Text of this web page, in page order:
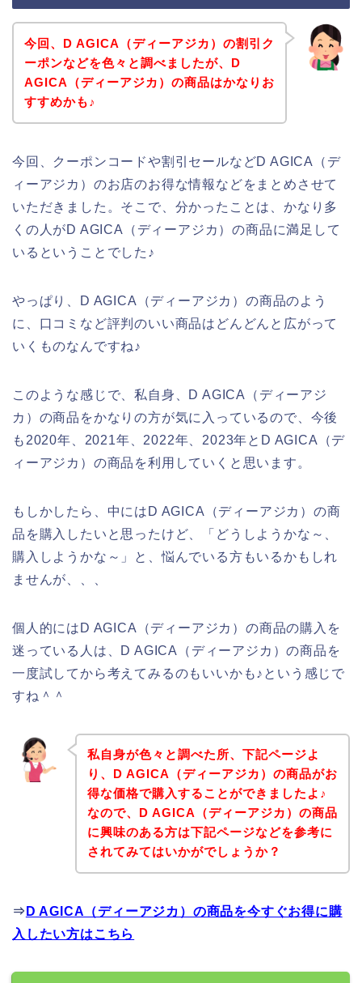
今回、D AGICA（ディーアジカ）の割引ク
ーポンなどを色々と調べましたが、D
AGICA（ディーアジカ）の商品はかなりお
すすめかも♪
今回、クーポンコードや割引セールなどD AGICA（デ
ィーアジカ）のお店のお得な情報などをまとめさせて
いただきました。そこで、分かったことは、かなり多
くの人がD AGICA（ディーアジカ）の商品に満足して
いるということでした♪
やっぱり、D AGICA（ディーアジカ）の商品のよう
に、口コミなど評判のいい商品はどんどんと広がって
いくものなんですね♪
このような感じで、私自身、D AGICA（ディーアジ
カ）の商品をかなりの方が気に入っているので、今後
も2020年、2021年、2022年、2023年とD AGICA（デ
ィーアジカ）の商品を利用していくと思います。
もしかしたら、中にはD AGICA（ディーアジカ）の商
品を購入したいと思ったけど、「どうしようかな～、
購入しようかな～」と、悩んでいる方もいるかもしれ
ませんが、、、
個人的にはD AGICA（ディーアジカ）の商品の購入を
迷っている人は、D AGICA（ディーアジカ）の商品を
一度試してから考えてみるのもいいかも♪という感じで
すね＾＾
私自身が色々と調べた所、下記ページよ
り、D AGICA（ディーアジカ）の商品がお
得な価格で購入することができましたよ♪
なので、D AGICA（ディーアジカ）の商品
に興味のある方は下記ページなどを参考に
されてみてはいかがでしょうか？
⇒ D AGICA（ディーアジカ）の商品を今すぐお得に購
入したい方はこちら